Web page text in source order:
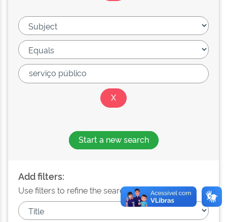
Start a new search
Add filters:
Use filters to refine the search results.